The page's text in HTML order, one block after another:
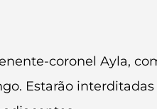
coronel Ayla,
Estarão